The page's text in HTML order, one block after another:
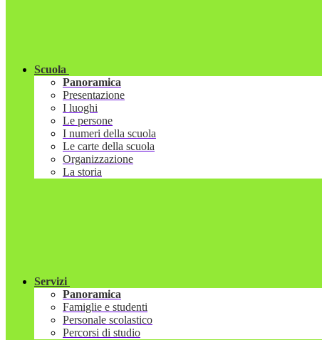
Scuola
Panoramica
Presentazione
I luoghi
Le persone
I numeri della scuola
Le carte della scuola
Organizzazione
La storia
Servizi
Panoramica
Famiglie e studenti
Personale scolastico
Percorsi di studio